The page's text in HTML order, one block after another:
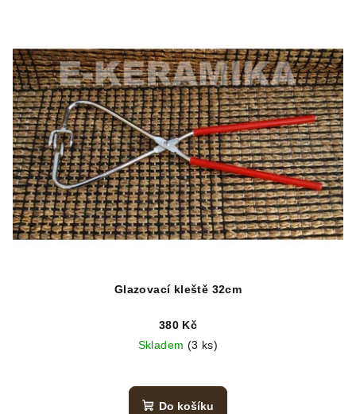
Glazovací kleště 32cm
380 Kč
Skladem (3 ks)
Do košíku